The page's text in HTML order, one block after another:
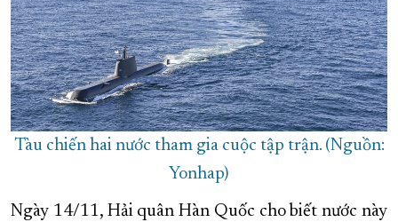
Tàu chiến hai nước tham gia cuộc tập trận. (Nguồn:
Yonhap)
Ngày 14/11, Hải quân Hàn Quốc cho biết nước này